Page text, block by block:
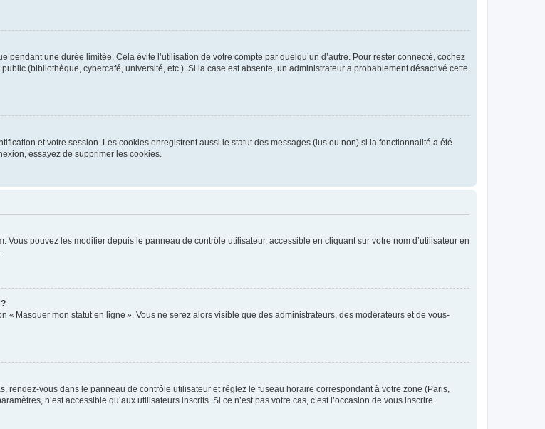
une durée limitée. Cela évite l’utilisation de votre compte par quelqu’un d’autre. Pour rester connecté, cochez
(bibliothèque, cybercafé, université, etc.). Si la case est absente, un administrateur a probablement désactivé cette
et votre session. Les cookies enregistrent aussi le statut des messages (lus ou non) si la fonctionnalité a été
essayez de supprimer les cookies.
pouvez les modifier depuis le panneau de contrôle utilisateur, accessible en cliquant sur votre nom d’utilisateur en
« Masquer mon statut en ligne ». Vous ne serez alors visible que des administrateurs, des modérateurs et de vous-
rendez-vous dans le panneau de contrôle utilisateur et réglez le fuseau horaire correspondant à votre zone (Paris,
n’est accessible qu’aux utilisateurs inscrits. Si ce n’est pas votre cas, c’est l’occasion de vous inscrire.